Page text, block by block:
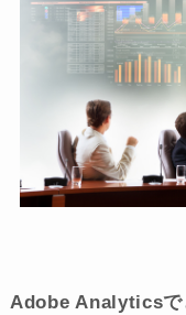
Adobe Analyticsで